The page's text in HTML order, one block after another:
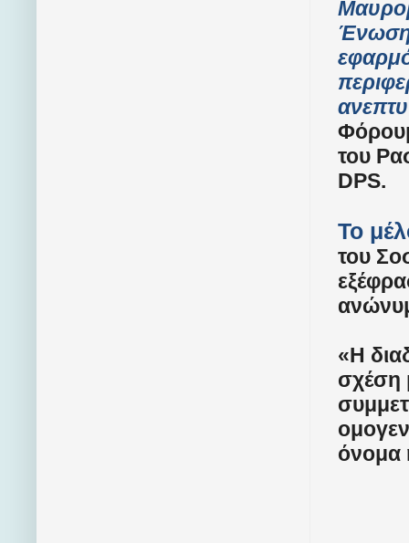
Ένωση
του
DPS.
Το
του
«Η
σχέση
όνομα